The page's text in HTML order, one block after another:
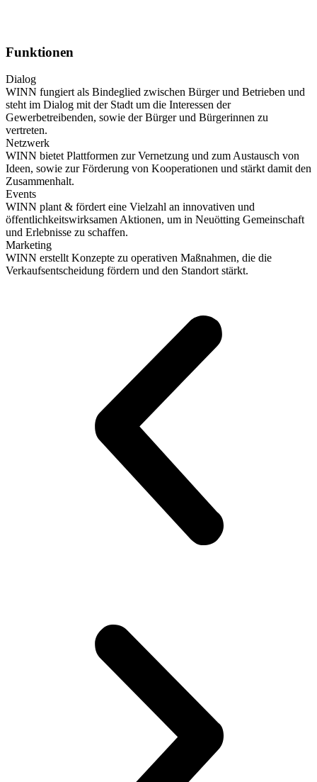
Funktionen
Dialog
WINN fungiert als Bindeglied zwischen Bürger und Betrieben und
steht im Dialog mit der Stadt um die Interessen der
Gewerbetreibenden, sowie der Bürger und Bürgerinnen zu
vertreten.
Netzwerk
WINN bietet Plattformen zur Vernetzung und zum Austausch von
Ideen, sowie zur Förderung von Kooperationen und stärkt damit den
Zusammenhalt.
Events
WINN plant & fördert eine Vielzahl an innovativen und
öffentlichkeitswirksamen Aktionen, um in Neuötting Gemeinschaft
und Erlebnisse zu schaffen.
Marketing
WINN erstellt Konzepte zu operativen Maßnahmen, die die
Verkaufsentscheidung fördern und den Standort stärkt.